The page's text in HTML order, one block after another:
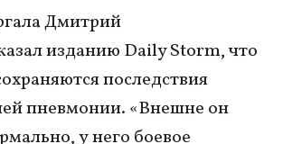
Дмитрий
изданию Daily Storm, что
последствия
пневмонии. «Внешне он
у него боевое